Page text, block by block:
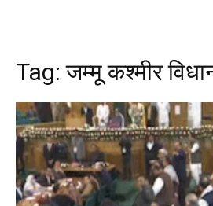
Tag:जम्मू कश्मीर